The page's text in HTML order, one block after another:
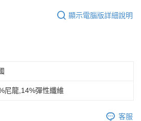
顯示電腦版詳細說明
尼龍,14%彈性纖維
客服